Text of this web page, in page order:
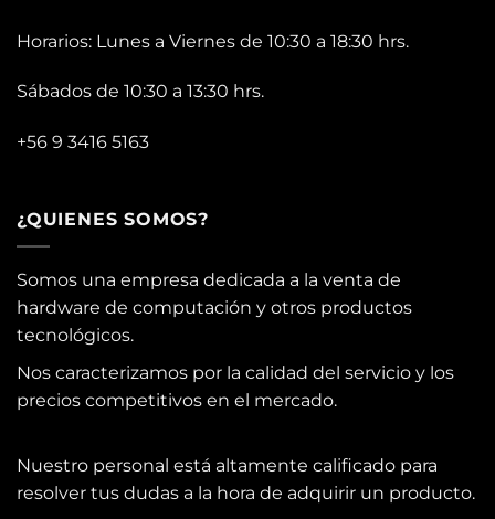
Horarios: Lunes a Viernes de 10:30 a 18:30 hrs.
Sábados de 10:30 a 13:30 hrs.
+56 9 3416 5163
¿QUIENES SOMOS?
Somos una empresa dedicada a la venta de
hardware de computación y otros productos
tecnológicos.
Nos caracterizamos por la calidad del servicio y los
precios competitivos en el mercado.
Nuestro personal está altamente calificado para
resolver tus dudas a la hora de adquirir un producto.